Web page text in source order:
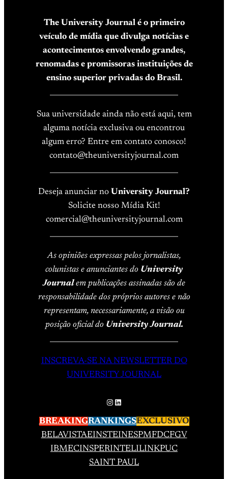
The University Journal é o primeiro
veículo de mídia que divulga notícias e
acontecimentos envolvendo grandes,
renomadas e promissoras instituições de
ensino superior privadas do Brasil.
Sua universidade ainda não está aqui, tem
alguma notícia exclusiva ou encontrou
algum erro? Entre em contato conosco!
contato@theuniversityjournal.com
Deseja anunciar no University Journal?
Solicite nosso Mídia Kit!
comercial@theuniversityjournal.com
As opiniões expressas pelos jornalistas,
colunistas e anunciantes do University
Journalem publicações assinadas são de
responsabilidade dos próprios autores e não
representam, necessariamente, a visão ou
posição oficial do University Journal.
INSCREVA-SE NA NEWSLETTER DO
UNIVERSITY JOURNAL
Instagram
LinkedIn
BREAKINGRANKINGSEXCLUSIVO
BELAVISTAEINSTEINESPMFDCFGV
IBMECINSPERINTELILINKPUC
SAINT PAUL